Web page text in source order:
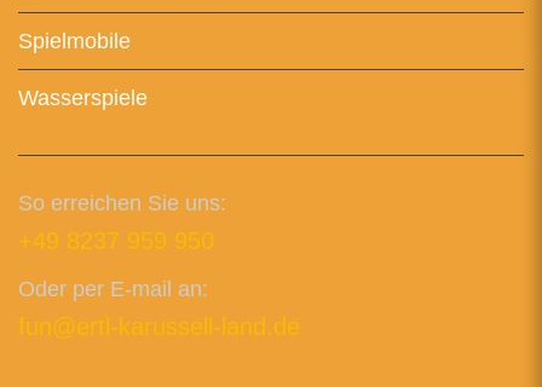
Spielmobile
Wasserspiele
So erreichen Sie uns:
+49 8237 959 950
Oder per E-mail an:
fun@ertl-karussell-land.de